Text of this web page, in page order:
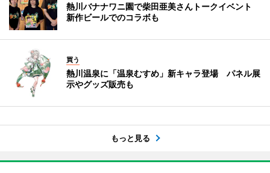
熱川バナナワニ園で柴田亜美さんトークイベント
新作ビールでのコラボも
買う
熱川温泉に「温泉むすめ」新キャラ登場 パネル展
示やグッズ販売も
もっと見る